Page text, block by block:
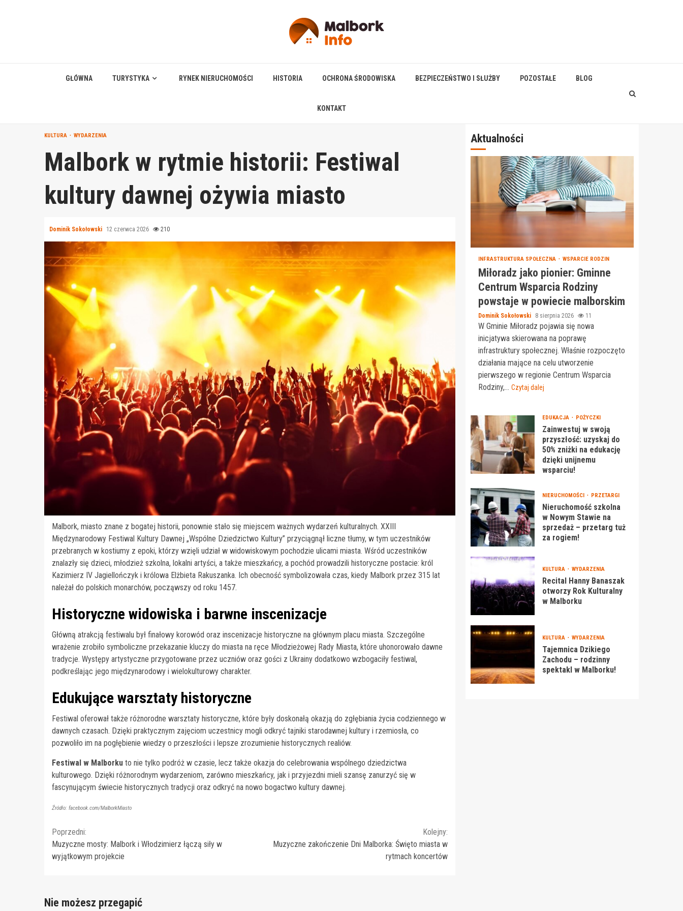
GŁÓWNA TURYSTYKA RYNEK NIERUCHOMOŚCI HISTORIA OCHRONA ŚRODOWISKA BEZPIECZEŃSTWO I SŁUŻBY POZOSTAŁE BLOG
KONTAKT
KULTURA WYDARZENIA
Malbork w rytmie historii: Festiwal
kultury dawnej ożywia miasto
Dominik Sokołowski 12 czerwca 2026 210
Malbork, miasto znane z bogatej historii, ponownie stało się miejscem ważnych wydarzeń kulturalnych. XXIII
Międzynarodowy Festiwal Kultury Dawnej „Wspólne Dziedzictwo Kultury” przyciągnął liczne tłumy, w tym uczestników
przebranych w kostiumy z epoki, którzy wzięli udział w widowiskowym pochodzie ulicami miasta. Wśród uczestników
znalazły się dzieci, młodzież szkolna, lokalni artyści, a także mieszkańcy, a pochód prowadzili historyczne postacie: król
Kazimierz IV Jagiellończyk i królowa Elżbieta Rakuszanka. Ich obecność symbolizowała czas, kiedy Malbork przez 315 lat
należał do polskich monarchów, począwszy od roku 1457.
Historyczne widowiska i barwne inscenizacje
Główną atrakcją festiwalu był finałowy korowód oraz inscenizacje historyczne na głównym placu miasta. Szczególne
wrażenie zrobiło symboliczne przekazanie kluczy do miasta na ręce Młodzieżowej Rady Miasta, które uhonorowało dawne
tradycje. Występy artystyczne przygotowane przez uczniów oraz gości z Ukrainy dodatkowo wzbogaciły festiwal,
podkreślając jego międzynarodowy i wielokulturowy charakter.
Edukujące warsztaty historyczne
Festiwal oferował także różnorodne warsztaty historyczne, które były doskonałą okazją do zgłębiania życia codziennego w
dawnych czasach. Dzięki praktycznym zajęciom uczestnicy mogli odkryć tajniki starodawnej kultury i rzemiosła, co
pozwoliło im na pogłębienie wiedzy o przeszłości i lepsze zrozumienie historycznych realiów.
Festiwal w Malborku to nie tylko podróż w czasie, lecz także okazja do celebrowania wspólnego dziedzictwa
kulturowego. Dzięki różnorodnym wydarzeniom, zarówno mieszkańcy, jak i przyjezdni mieli szansę zanurzyć się w
fascynującym świecie historycznych tradycji oraz odkryć na nowo bogactwo kultury dawnej.
Źródło: facebook.com/MalborkMiasto
Continue
Reading
Poprzedni:
Muzyczne mosty: Malbork i Włodzimierz łączą siły w
wyjątkowym projekcie
Kolejny:
Muzyczne zakończenie Dni Malborka: Święto miasta w
rytmach koncertów
Aktualności
INFRASTRUKTURA SPOŁECZNA WSPARCIE RODZIN
Miłoradz jako pionier: Gminne
Centrum Wsparcia Rodziny
powstaje w powiecie malborskim
Dominik Sokołowski 8 sierpnia 2026 11
W Gminie Miłoradz pojawia się nowa
inicjatywa skierowana na poprawę
infrastruktury społecznej. Właśnie rozpoczęto
działania mające na celu utworzenie
pierwszego w regionie Centrum Wsparcia
Rodziny,... Czytaj dalej
EDUKACJA POŻYCZKI
Zainwestuj w swoją
przyszłość: uzyskaj do
50% zniżki na edukację
dzięki unijnemu
wsparciu!
NIERUCHOMOŚCI PRZETARGI
Nieruchomość szkolna
w Nowym Stawie na
sprzedaż – przetarg tuż
za rogiem!
KULTURA WYDARZENIA
Recital Hanny Banaszak
otworzy Rok Kulturalny
w Malborku
KULTURA WYDARZENIA
Tajemnica Dzikiego
Zachodu – rodzinny
spektakl w Malborku!
Nie możesz przegapić